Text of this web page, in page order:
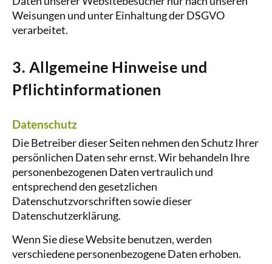
Weisungen und unter Einhaltung der DSGVO
verarbeitet.
3. Allgemeine Hinweise und
Pflicht­informationen
Datenschutz
Die Betreiber dieser Seiten nehmen den Schutz Ihrer
persönlichen Daten sehr ernst. Wir behandeln Ihre
personenbezogenen Daten vertraulich und
entsprechend den gesetzlichen
Datenschutzvorschriften sowie dieser
Datenschutzerklärung.
Wenn Sie diese Website benutzen, werden
verschiedene personenbezogene Daten erhoben.